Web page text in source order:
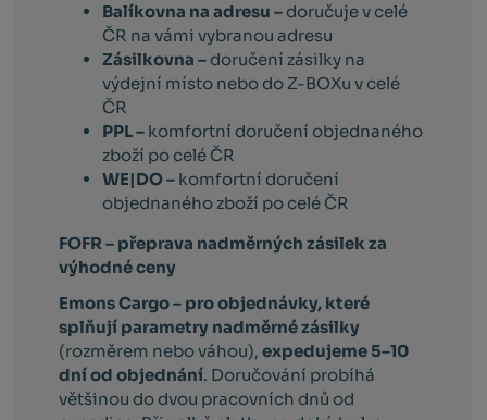
Balíkovna na adresu – doručuje v celé
ČR na vámi vybranou adresu
Zásilkovna – doručení zásilky na
výdejní místo nebo do Z-BOXu v celé
ČR
PPL – komfortní doručení objednaného
zboží po celé ČR
WE|DO – komfortní doručení
objednaného zboží po celé ČR
FOFR – přeprava nadměrných zásilek za
výhodné ceny
Emons Cargo – pro objednávky, které
splňují parametry nadměrné zásilky
(rozměrem nebo váhou),expedujeme 5–10
dní od objednání. Doručování probíhá
většinou do dvou pracovních dnů od